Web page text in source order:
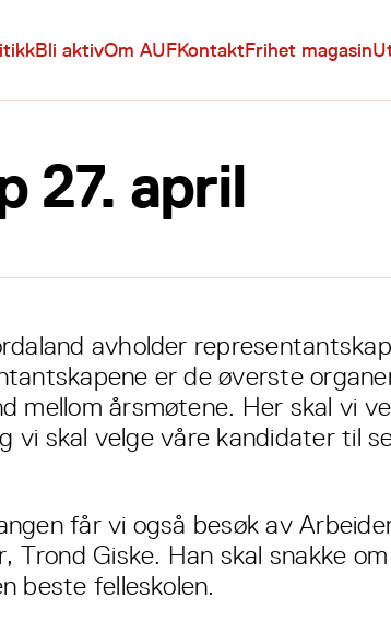
Bli aktivOm AUFKontaktFrihet magasin
27. april
avholder
er de øverste
mellom årsmøtene. Her skal vi
vi skal velge våre kandidater til
får vi også besøk av
Trond Giske. Han skal snakke
beste felleskolen.